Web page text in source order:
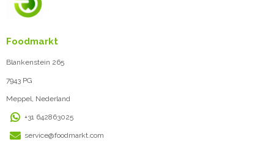
Foodmarkt
Blankenstein 265
7943 PG
Meppel, Nederland
+31 642863025
service@foodmarkt.com